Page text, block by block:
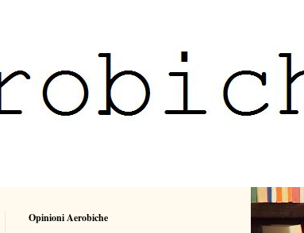
Opinioni Aerobiche